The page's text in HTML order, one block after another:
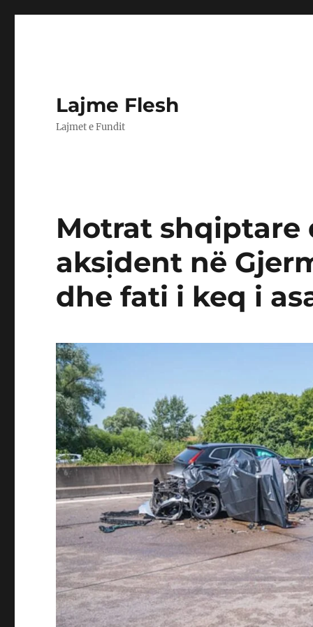
Lajme Flesh
Lajmet e Fundit
Motrat shqiptare
aksịdent në
dhe fati i keq i